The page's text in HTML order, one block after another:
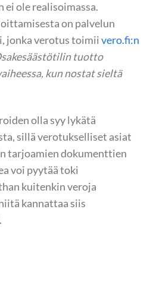
ei ole realisoimassa.
on palvelun
jonka verotus toimiivero.fi:n
tuotto
kun nostat sieltä
olla syy lykätä
sillä verotukselliset asiat
tarjoamien dokumenttien
voi pyytää toki
kuitenkin veroja
kannattaa siis